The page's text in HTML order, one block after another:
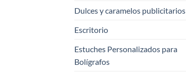
Dulces y caramelos publicitarios
Escritorio
Estuches Personalizados para
Bolígrafos